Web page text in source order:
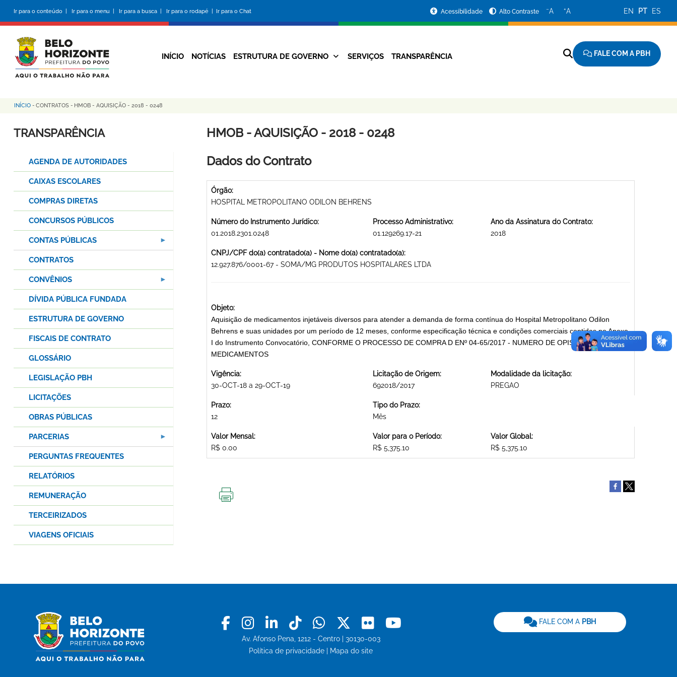
conteúdo
principal
Ir para o conteúdo | Ir para o menu | Ir para a busca | Ir para o rodapé | Ir para o Chat
da
Prefeitura
Acessibilidade Alto Contraste −A +A EN PT ES
Navegação
INÍCIO NOTÍCIAS ESTRUTURA DE GOVERNO SERVIÇOS TRANSPARÊNCIA FALE COM A PBH
Trilha
de
INÍCIO - CONTRATOS - HMOB - AQUISIÇÃO - 2018 - 0248
HMOB - AQUISIÇÃO - 2018 - 0248
Dados do Contrato
Órgão:
HOSPITAL METROPOLITANO ODILON BEHRENS
Número do Instrumento Jurídico:
01.2018.2301.0248
Processo Administrativo:
01.129269.17-21
Ano da Assinatura do Contrato:
2018
CNPJ/CPF do(a) contratado(a) - Nome do(a) contratado(a):
12.927.876/0001-67 - SOMA/MG PRODUTOS HOSPITALARES LTDA
Objeto:
Aquisição de medicamentos injetáveis diversos para atender a demanda de forma contínua do Hospital Metropolitano Odilon
Behrens e suas unidades por um período de 12 meses, conforme especificação técnica e condições comerciais contidas no Anexo
I do Instrumento Convocatório, CONFORME O PROCESSO DE COMPRA D ENº 04-65/2017 - NUMERO DE OPIS: 011292691721.
MEDICAMENTOS
Vigência:
30-OCT-18 a 29-OCT-19
Licitação de Origem:
692018/2017
Modalidade da licitação:
PREGAO
Prazo:
12
Tipo do Prazo:
Mês
Valor Mensal:
R$ 0.00
Valor para o Período:
R$ 5,375.10
Valor Global:
R$ 5,375.10
TRANSPARÊNCIA
AGENDA DE AUTORIDADES
CAIXAS ESCOLARES
COMPRAS DIRETAS
CONCURSOS PÚBLICOS
CONTAS PÚBLICAS
CONTRATOS
CONVÊNIOS
DÍVIDA PÚBLICA FUNDADA
ESTRUTURA DE GOVERNO
FISCAIS DE CONTRATO
GLOSSÁRIO
LEGISLAÇÃO PBH
LICITAÇÕES
OBRAS PÚBLICAS
PARCERIAS
PERGUNTAS FREQUENTES
RELATÓRIOS
REMUNERAÇÃO
TERCEIRIZADOS
VIAGENS OFICIAIS
Facebook
Instagram
LinkedinTiktokWhatsapp
X Flickr
Av. Afonso Pena, 1212 - Centro | 30130-003
Política de privacidade
Mapa do site
FALE COM A PBH